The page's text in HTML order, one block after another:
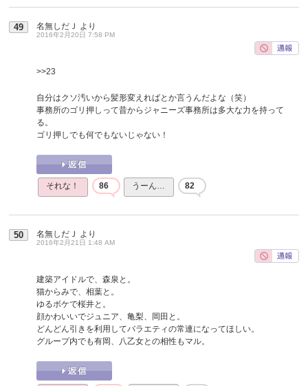
49 名無しだＪ より
2016年2月20日 7:58 PM
>>23
自分はクソ汚いから髪形変えればとか言うんだよな（笑）
事務所のゴリ押しって昔からジャニーズ事務所は多大な力を持って
る。
ゴリ押しでも何でもないじゃない！
それな！ 86 うーん… 82
50 名無しだＪ より
2016年2月21日 1:48 AM
建築アイドルで、森泉と。
猫からみで、相葉と。
ゆるボケで桜井と。
顔かわいいでジュニア、亀梨、岡田と。
どんどん引きを利用してバラエティの常連になってほしい。
グループ内でも有岡、八乙女との相性もマル。